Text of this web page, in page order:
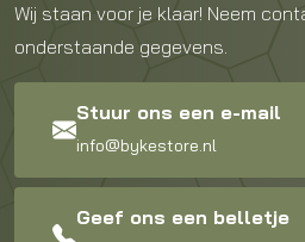
Wij staan voor je klaar! Neem
onderstaande gegevens.
Stuur ons een e-mail
info@bykestore.nl
Geef ons een belletje